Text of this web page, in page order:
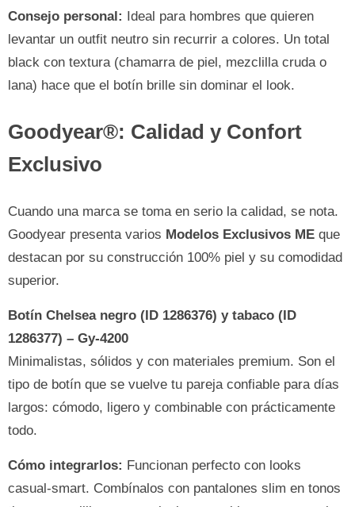
Consejo personal: Ideal para hombres que quieren
levantar un outfit neutro sin recurrir a colores. Un total
black con textura (chamarra de piel, mezclilla cruda o
lana) hace que el botín brille sin dominar el look.
Goodyear®: Calidad y Confort
Exclusivo
Cuando una marca se toma en serio la calidad, se nota.
Goodyear presenta varios Modelos Exclusivos ME que
destacan por su construcción 100% piel y su comodidad
superior.
Botín Chelsea negro (ID 1286376) y tabaco (ID
1286377) – Gy-4200
Minimalistas, sólidos y con materiales premium. Son el
tipo de botín que se vuelve tu pareja confiable para días
largos: cómodo, ligero y combinable con prácticamente
todo.
Cómo integrarlos: Funcionan perfecto con looks
casual-smart. Combínalos con pantalones slim en tonos